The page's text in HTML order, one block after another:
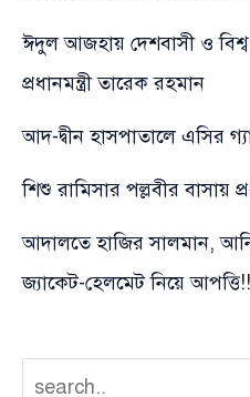
ঈদুল আজহায় দেশবাসী ও
প্রধানমন্ত্রী তারেক রহমান
আদ-দ্বীন হাসপাতালে এসির
শিশু রামিসার পল্লবীর বাসায়
আদালতে হাজির সালমান,
জ্যাকেট-হেলমেট নিয়ে আপত্তি!!
Search